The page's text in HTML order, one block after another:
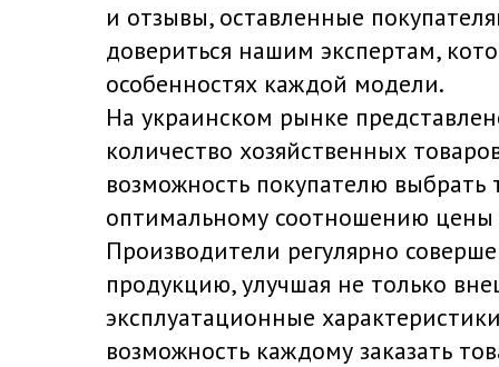
и отзывы, оставленные
довериться нашим экспертам,
особенностях каждой модели.
На украинском рынке
количество хозяйственных
возможность покупателю выбрать
оптимальному соотношению цены
Производители регулярно
продукцию, улучшая не только
эксплуатационные
возможность каждому заказать